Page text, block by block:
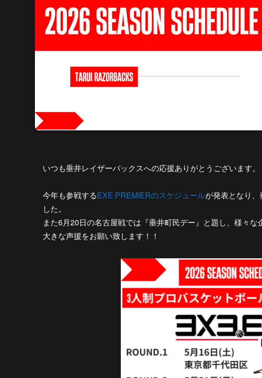
いつも垂井レイザーバックスへの応援ありがとうございます。
今年も参戦するEXE PREMIERのスケジュールが発表となり
した。
また6月20日の名古屋戦では『垂井町民デー』と題し、様々な
大きな声援をお願い致します！！